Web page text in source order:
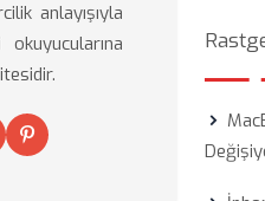
anlayışıyla